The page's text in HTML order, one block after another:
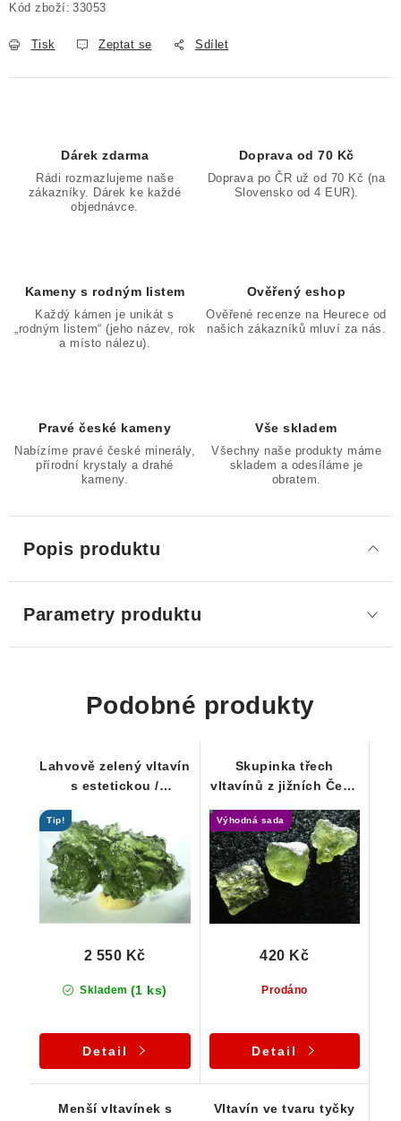
Kód zboží: 33053
Tisk Zeptat se Sdílet
Dárek zdarma
Rádi rozmazlujeme naše
zákazníky. Dárek ke každé
objednávce.
Doprava od 70 Kč
Doprava po ČR už od 70 Kč (na
Slovensko od 4 EUR).
Kameny s rodným listem
Každý kámen je unikát s
„rodným listem“ (jeho název, rok
a místo nálezu).
Ověřený eshop
Ověřené recenze na Heurece od
našich zákazníků mluví za nás.
Pravé české kameny
Nabízíme pravé české minerály,
přírodní krystaly a drahé
kameny.
Vše skladem
Všechny naše produkty máme
skladem a odesíláme je
obratem.
Popis produktu
Parametry produktu
Podobné produkty
Lahvově zelený vltavín
s estetickou /
1,84 g
Tip!
Skladem (1 ks)
2 550 Kč
Detail
Skupinka třech
vltavínů z jižních Čech
Výhodná sada
Prodáno
420 Kč
Detail
Menší vltavínek s
Vltavín ve tvaru tyčky